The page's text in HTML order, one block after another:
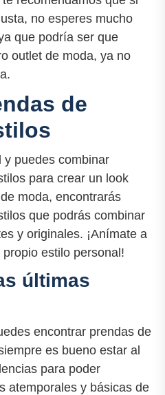
no esperes mucho
que podría ser que
outlet de moda, ya no
de
y puedes combinar
para crear un look
moda, encontrarás
que podrás combinar
y originales. ¡Anímate a
estilo personal!
últimas
encontrar prendas de
es bueno estar al
para poder
atemporales y básicas de